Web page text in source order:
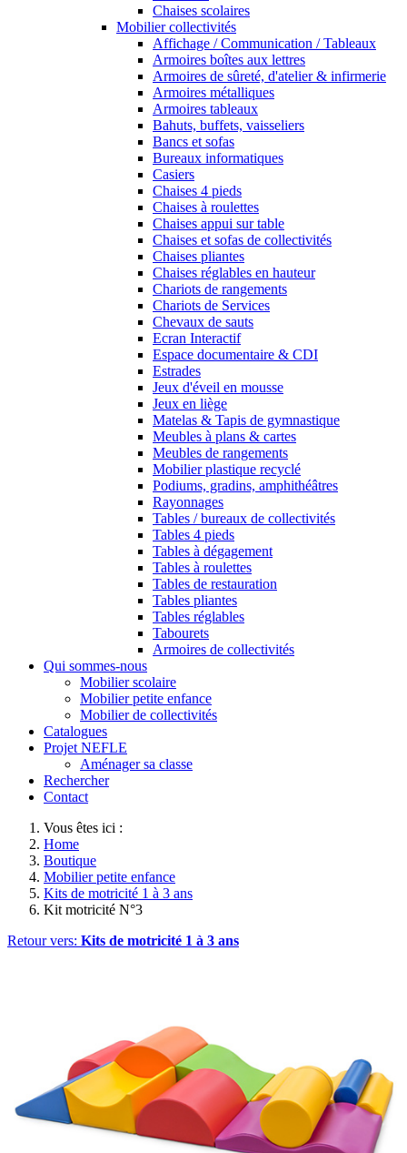
Chaises scolaires
Mobilier collectivités
Affichage / Communication / Tableaux
Armoires boîtes aux lettres
Armoires de sûreté, d'atelier & infirmerie
Armoires métalliques
Armoires tableaux
Bahuts, buffets, vaisseliers
Bancs et sofas
Bureaux informatiques
Casiers
Chaises 4 pieds
Chaises à roulettes
Chaises appui sur table
Chaises et sofas de collectivités
Chaises pliantes
Chaises réglables en hauteur
Chariots de rangements
Chariots de Services
Chevaux de sauts
Ecran Interactif
Espace documentaire & CDI
Estrades
Jeux d'éveil en mousse
Jeux en liège
Matelas & Tapis de gymnastique
Meubles à plans & cartes
Meubles de rangements
Mobilier plastique recyclé
Podiums, gradins, amphithéâtres
Rayonnages
Tables / bureaux de collectivités
Tables 4 pieds
Tables à dégagement
Tables à roulettes
Tables de restauration
Tables pliantes
Tables réglables
Tabourets
Armoires de collectivités
Qui sommes-nous
Mobilier scolaire
Mobilier petite enfance
Mobilier de collectivités
Catalogues
Projet NEFLE
Aménager sa classe
Rechercher
Contact
Vous êtes ici :
Home
Boutique
Mobilier petite enfance
Kits de motricité 1 à 3 ans
Kit motricité N°3
Retour vers: Kits de motricité 1 à 3 ans